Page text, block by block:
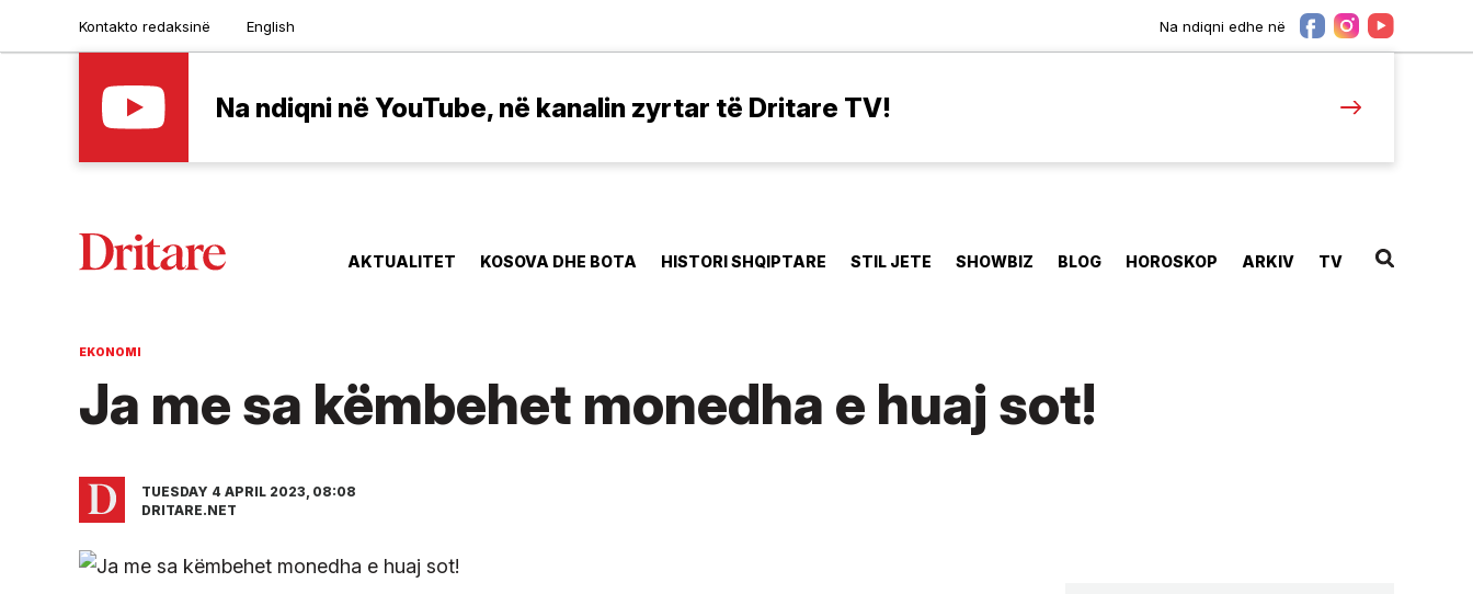
Kontakto redaksinë English Na ndiqni edhe në
Na ndiqni në YouTube, në kanalin zyrtar të Dritare TV!
AKTUALITET KOSOVA DHE BOTA HISTORI SHQIPTARE STIL JETE SHOWBIZ BLOG HOROSKOP ARKIV TV
EKONOMI
Ja me sa këmbehet monedha e huaj sot!
TUESDAY 4 APRIL 2023, 08:08
DRITARE.NET